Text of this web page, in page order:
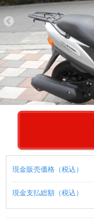
現金販売価格（税込）
現金支払総額（税込）